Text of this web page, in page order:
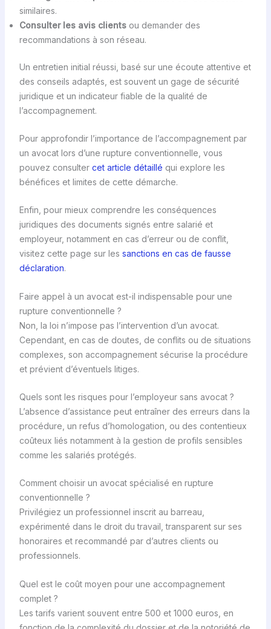
similaires.
Consulter les avis clientsou demander des
recommandations à son réseau.
Un entretien initial réussi, basé sur une écoute attentive et
des conseils adaptés, est souvent un gage de sécurité
juridique et un indicateur fiable de la qualité de
l’accompagnement.
Pour approfondir l’importance de l’accompagnement par
un avocat lors d’une rupture conventionnelle, vous
pouvez consulter cet article détaillé qui explore les
bénéfices et limites de cette démarche.
Enfin, pour mieux comprendre les conséquences
juridiques des documents signés entre salarié et
employeur, notamment en cas d’erreur ou de conflit,
visitez cette page sur les sanctions en cas de fausse
déclaration.
Faire appel à un avocat est-il indispensable pour une
rupture conventionnelle ?
Non, la loi n’impose pas l’intervention d’un avocat.
Cependant, en cas de doutes, de conflits ou de situations
complexes, son accompagnement sécurise la procédure
et prévient d’éventuels litiges.
Quels sont les risques pour l’employeur sans avocat ?
L’absence d’assistance peut entraîner des erreurs dans la
procédure, un refus d’homologation, ou des contentieux
coûteux liés notamment à la gestion de profils sensibles
comme les salariés protégés.
Comment choisir un avocat spécialisé en rupture
conventionnelle ?
Privilégiez un professionnel inscrit au barreau,
expérimenté dans le droit du travail, transparent sur ses
honoraires et recommandé par d’autres clients ou
professionnels.
Quel est le coût moyen pour une accompagnement
complet ?
Les tarifs varient souvent entre 500 et 1000 euros, en